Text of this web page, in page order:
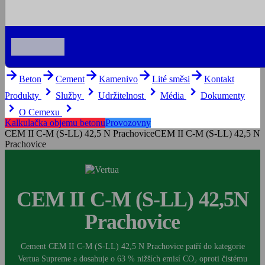
arrow_forwardBeton arrow_forwardCementarrow_forwardKamenivoarrow_forwardLité směsi arrow_forwardKontakt
Produkty
keyboard_arrow_right Služby keyboard_arrow_right Udržitelnost keyboard_arrow_right Média keyboard_arrow_right Dokumenty
keyboard_arrow_right O Cemexu keyboard_arrow_right
Kalkulačka objemu betonuProvozovny
CEM II C-M (S-LL) 42,5 N PrachoviceCEM II C-M (S-LL) 42,5 N
Prachovice
CEM II C-M (S-LL) 42,5N
Prachovice
Cement CEM II C-M (S-LL) 42,5 N Prachovice patří do kategorie
Vertua Supreme a dosahuje o 63 % nižších emisí CO₂ oproti čistému